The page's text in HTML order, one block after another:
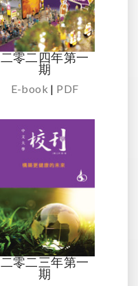
二零二四年第一
期
E-book | PDF
二零二三年第一
期